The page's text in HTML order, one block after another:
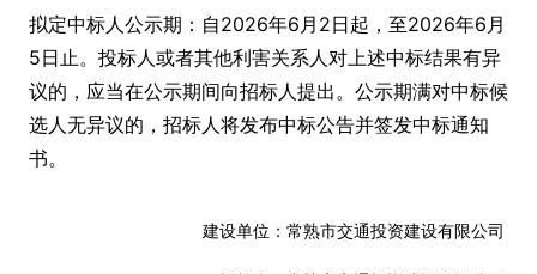
拟定中标人公示期：自2026年6月2日起，至2026年6月
5日止。投标人或者其他利害关系人对上述中标结果有异
议的，应当在公示期间向招标人提出。公示期满对中标候
选人无异议的，招标人将发布中标公告并签发中标通知
书。
建设单位：常熟市交通投资建设有限公司